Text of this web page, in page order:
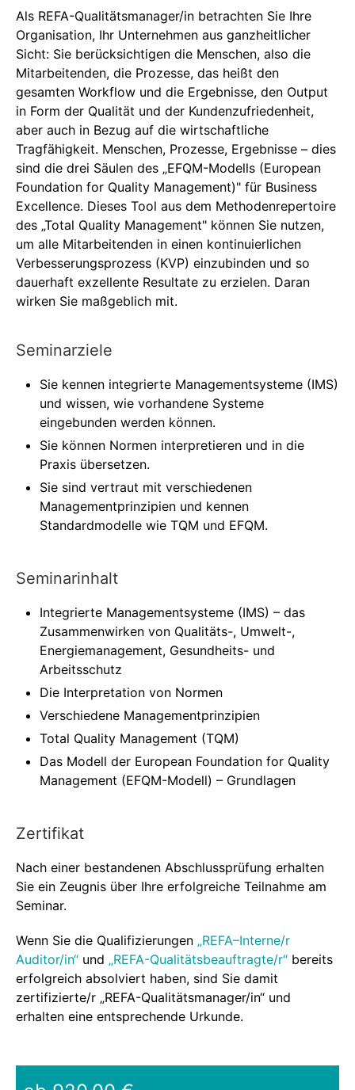
Als REFA-Qualitätsmanager/in betrachten Sie Ihre
Organisation, Ihr Unternehmen aus ganzheitlicher
Sicht: Sie berücksichtigen die Menschen, also die
Mitarbeitenden, die Prozesse, das heißt den
gesamten Workflow und die Ergebnisse, den Output
in Form der Qualität und der Kundenzufriedenheit,
aber auch in Bezug auf die wirtschaftliche
Tragfähigkeit. Menschen, Prozesse, Ergebnisse – dies
sind die drei Säulen des „EFQM-Modells (European
Foundation for Quality Management)" für Business
Excellence. Dieses Tool aus dem Methodenrepertoire
des „Total Quality Management" können Sie nutzen,
um alle Mitarbeitenden in einen kontinuierlichen
Verbesserungsprozess (KVP) einzubinden und so
dauerhaft exzellente Resultate zu erzielen. Daran
wirken Sie maßgeblich mit.
Seminarziele
Sie kennen integrierte Managementsysteme (IMS)
und wissen, wie vorhandene Systeme
eingebunden werden können.
Sie können Normen interpretieren und in die
Praxis übersetzen.
Sie sind vertraut mit verschiedenen
Managementprinzipien und kennen
Standardmodelle wie TQM und EFQM.
Seminarinhalt
Integrierte Managementsysteme (IMS) – das
Zusammenwirken von Qualitäts-, Umwelt-,
Energiemanagement, Gesundheits- und
Arbeitsschutz
Die Interpretation von Normen
Verschiedene Managementprinzipien
Total Quality Management (TQM)
Das Modell der European Foundation for Quality
Management (EFQM-Modell) – Grundlagen
Zertifikat
Nach einer bestandenen Abschlussprüfung erhalten
Sie ein Zeugnis über Ihre erfolgreiche Teilnahme am
Seminar.
Wenn Sie die Qualifizierungen „REFA–Interne/r
Auditor/in“ und „REFA-Qualitätsbeauftragte/r“ bereits
erfolgreich absolviert haben, sind Sie damit
zertifizierte/r „REFA-Qualitätsmanager/in“ und
erhalten eine entsprechende Urkunde.